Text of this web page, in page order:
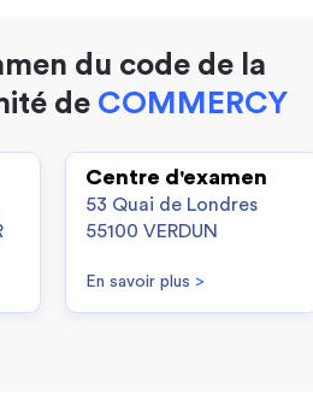
du code de la
de COMMERCY
Centre d'examen
53 Quai de Londres
55100 VERDUN
En savoir plus >